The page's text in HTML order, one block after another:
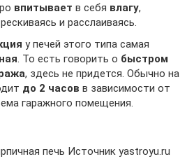
впитывает в себя влагу,
и расслаиваясь.
у печей этого типа самая
. То есть говорить о быстром
, здесь не придется. Обычно на
до 2 часов в зависимости от
гаражного помещения.
печь Источник yastroyu.ru